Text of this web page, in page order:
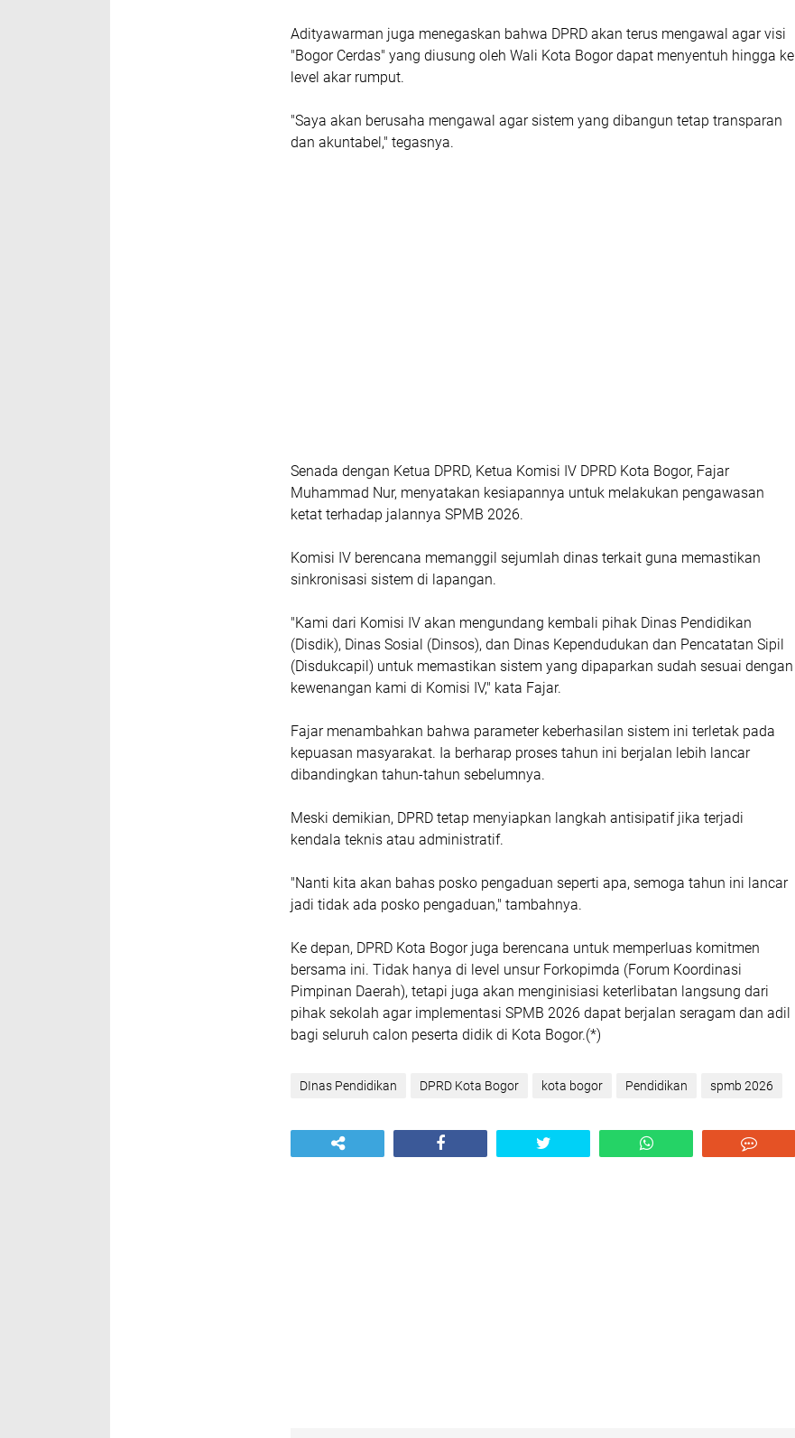
​Adityawarman juga menegaskan bahwa DPRD akan terus mengawal agar visi
"Bogor Cerdas" yang diusung oleh Wali Kota Bogor dapat menyentuh hingga ke
level akar rumput.
"Saya akan berusaha mengawal agar sistem yang dibangun tetap transparan
dan akuntabel," tegasnya.
​Senada dengan Ketua DPRD, Ketua Komisi IV DPRD Kota Bogor, Fajar
Muhammad Nur, menyatakan kesiapannya untuk melakukan pengawasan
ketat terhadap jalannya SPMB 2026.
Komisi IV berencana memanggil sejumlah dinas terkait guna memastikan
sinkronisasi sistem di lapangan.
​"Kami dari Komisi IV akan mengundang kembali pihak Dinas Pendidikan
(Disdik), Dinas Sosial (Dinsos), dan Dinas Kependudukan dan Pencatatan Sipil
(Disdukcapil) untuk memastikan sistem yang dipaparkan sudah sesuai dengan
kewenangan kami di Komisi IV," kata Fajar.
​Fajar menambahkan bahwa parameter keberhasilan sistem ini terletak pada
kepuasan masyarakat. Ia berharap proses tahun ini berjalan lebih lancar
dibandingkan tahun-tahun sebelumnya.
Meski demikian, DPRD tetap menyiapkan langkah antisipatif jika terjadi
kendala teknis atau administratif.
​"Nanti kita akan bahas posko pengaduan seperti apa, semoga tahun ini lancar
jadi tidak ada posko pengaduan," tambahnya.
​Ke depan, DPRD Kota Bogor juga berencana untuk memperluas komitmen
bersama ini. Tidak hanya di level unsur Forkopimda (Forum Koordinasi
Pimpinan Daerah), tetapi juga akan menginisiasi keterlibatan langsung dari
pihak sekolah agar implementasi SPMB 2026 dapat berjalan seragam dan adil
bagi seluruh calon peserta didik di Kota Bogor.(*)
DInas Pendidikan DPRD Kota Bogor kota bogor Pendidikan spmb 2026